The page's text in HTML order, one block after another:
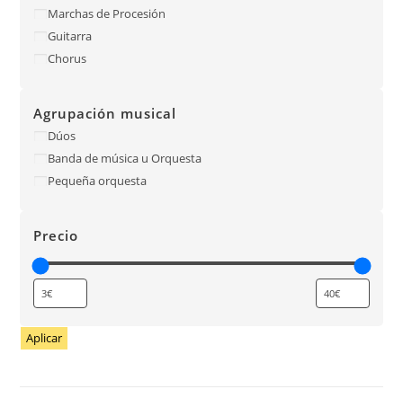
Marchas de Procesión
Guitarra
Chorus
Agrupación musical
Dúos
Banda de música u Orquesta
Pequeña orquesta
Precio
Aplicar